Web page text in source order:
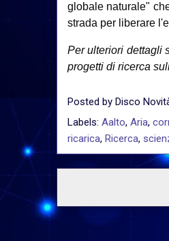
globale naturale"
strada per liberare
Per ulteriori dettagli
progetti di ricerca
Posted by Disco
Labels: Aalto, Aria,
ricarica, Ricerca,